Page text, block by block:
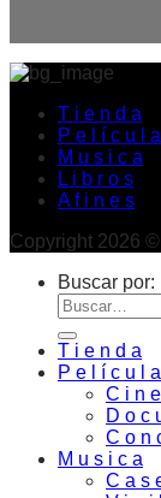
T i e n d a
P e l í c u l
M u s i c a
L i b r o s
A f i n e s
Copyright 2026 ©
Buscar por:
T i e n d a
P e l í c u l
C i n e
D o c
C o n
M u s i c a
C a s